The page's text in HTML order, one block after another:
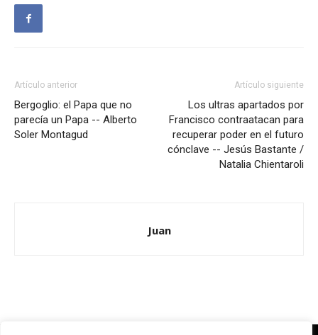
Artículo anterior
Bergoglio: el Papa que no
parecía un Papa -- Alberto
Soler Montagud
Artículo siguiente
Los ultras apartados por
Francisco contraatacan para
recuperar poder en el futuro
cónclave -- Jesús Bastante /
Natalia Chientaroli
Juan